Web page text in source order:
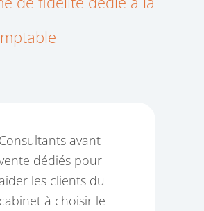
Consultants avant
dédiés pour
aider les clients du
cabinet à choisir le